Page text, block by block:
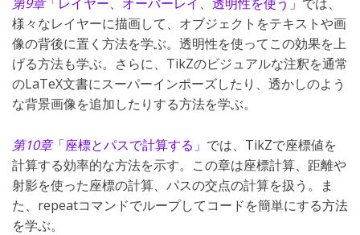
様々なレイヤーに描画して、オブジェクトをテキストや画
像の背後に置く方法を学ぶ。透明性を使ってこの効果を上
げる方法も学ぶ。さらに、TikZのビジュアルな注釈を通常
のLaTeX文書にスーパーインポーズしたり、透かしのよう
な背景画像を追加したりする方法を学ぶ。
第10章「座標とパスで計算する」 では、TikZで座標値を
計算する効率的な方法を示す。この章は座標計算、距離や
射影を使った座標の計算、パスの交点の計算を扱う。ま
た、repeatコマンドでループしてコードを簡単にする方法
を学ぶ。